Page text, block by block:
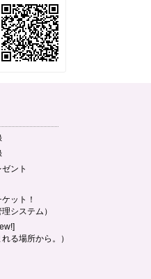
ント
ット！
システム）
れる場所から。）